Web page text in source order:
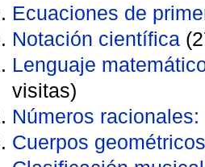
Ecuaciones de
Notación científica
Lenguaje
visitas)
Números
Cuerpos